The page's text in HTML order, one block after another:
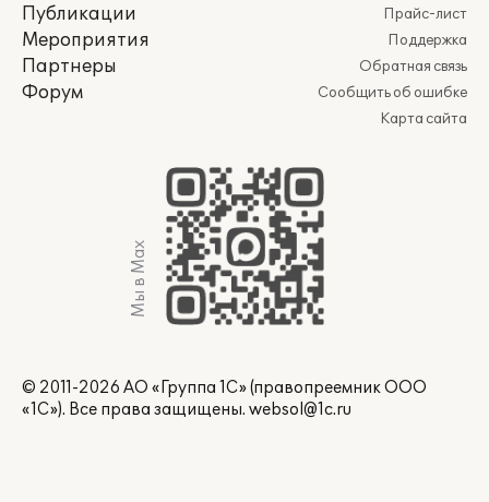
Публикации
Мероприятия
Партнеры
Форум
Прайс-лист
Поддержка
Обратная связь
Сообщить об ошибке
Карта сайта
Мы в Max
© 2011-2026 АО «Группа 1С» (правопреемник ООО
«1С»). Все права защищены. websol@1c.ru